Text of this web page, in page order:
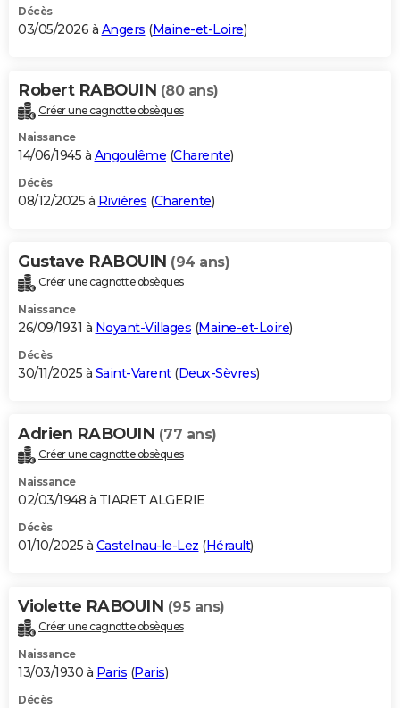
Décès
03/05/2026 à Angers (Maine-et-Loire)
Robert RABOUIN (80 ans)
Créer une cagnotte obsèques
Naissance
14/06/1945 à Angoulême (Charente)
Décès
08/12/2025 à Rivières (Charente)
Gustave RABOUIN (94 ans)
Créer une cagnotte obsèques
Naissance
26/09/1931 à Noyant-Villages (Maine-et-Loire)
Décès
30/11/2025 à Saint-Varent(Deux-Sèvres)
Adrien RABOUIN (77 ans)
Créer une cagnotte obsèques
Naissance
02/03/1948 à TIARET ALGERIE
Décès
01/10/2025 à Castelnau-le-Lez (Hérault)
Violette RABOUIN (95 ans)
Créer une cagnotte obsèques
Naissance
13/03/1930 à Paris (Paris)
Décès